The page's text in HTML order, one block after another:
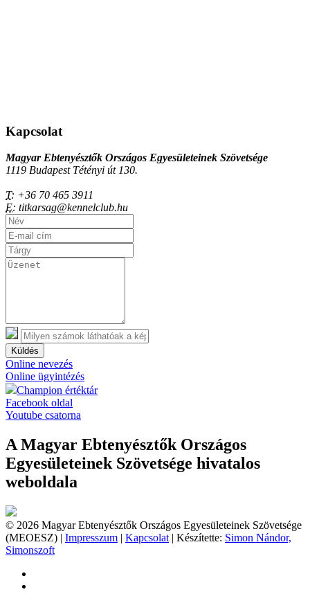
Kapcsolat
Magyar Ebtenyésztők Országos Egyesületeinek Szövetsége
1119 Budapest Tétényi út 130.
T: +36 70 465 3911
E: titkarsag@kennelclub.hu
Küldés
Online nevezés
Online ügyintézés
Champion értéktár
Facebook oldal
Youtube csatorna
A Magyar Ebtenyésztők Országos
Egyesületeinek Szövetsége hivatalos
weboldala
© 2026 Magyar Ebtenyésztők Országos Egyesületeinek Szövetsége
(MEOESZ) | Impresszum | Kapcsolat | Készítette: Simon Nándor,
Simonszoft